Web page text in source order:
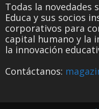
Todas la novedades
Educa y sus socios
corporativos para
capital humano y la
la innovación
Contáctanos: